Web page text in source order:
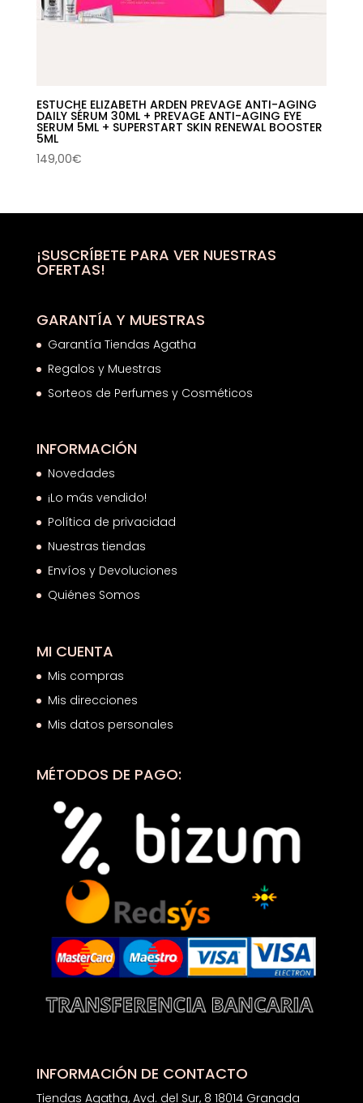
ESTUCHE ELIZABETH ARDEN PREVAGE ANTI-AGING
DAILY SÉRUM 30ML + PREVAGE ANTI-AGING EYE
SERUM 5ML + SUPERSTART SKIN RENEWAL BOOSTER
5ML
149,00€
¡SUSCRÍBETE PARA VER NUESTRAS
OFERTAS!
GARANTÍA Y MUESTRAS
Garantía Tiendas Agatha
Regalos y Muestras
Sorteos de Perfumes y Cosméticos
INFORMACIÓN
Novedades
¡Lo más vendido!
Política de privacidad
Nuestras tiendas
Envíos y Devoluciones
Quiénes Somos
MI CUENTA
Mis compras
Mis direcciones
Mis datos personales
MÉTODOS DE PAGO:
INFORMACIÓN DE CONTACTO
Tiendas Agatha, Avd. del Sur, 8 18014 Granada